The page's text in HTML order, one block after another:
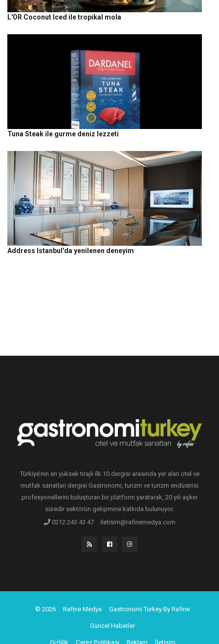
L'OR Coconut Iced ile tropikal mola
Tuna Steak ile gurme deniz lezzeti
Address Istanbul'da yenilenen deneyim
Türkiye’nin en yüksek tirajlı ilk 10 dergisi arasında yer alan otel ve
mutfak sanatları dergisi Gastronomi, turizm ve turizm endüstrisi
profesyonellerini buluşturan bir platform yaratarak, 20 yılı aşkın
süredir sektörün gelişimine katkıda bulunuyor.
0212 243 43 47
iletisim@rafinemedya.com
© 2026 Rafine Medya Gastronomi Turkey By Rafine
Güncel Haberler
Gizlilik Çerez Politikası Reklam İletişim